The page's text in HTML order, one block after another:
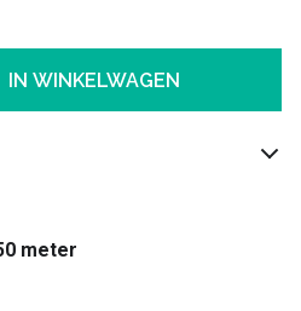
IN WINKELWAGEN
meter